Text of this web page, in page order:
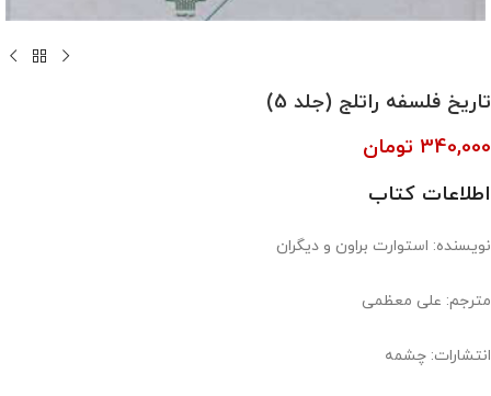
تاریخ فلسفه راتلج (جلد 5)
340,000 تومان
اطلاعات کتاب
نویسنده: استوارت براون و دیگران
مترجم: علی معظمی
انتشارات: چشمه